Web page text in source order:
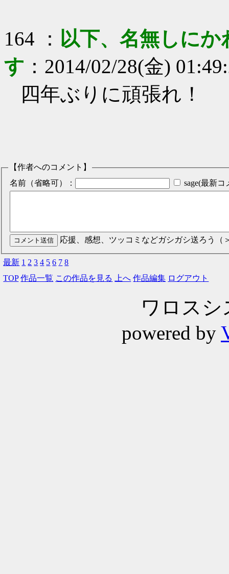
164 ： 以下、名無しに
す ： 2014/02/28(金)
四年ぶりに頑張れ！
【作者へのコメント】
名前（省略可）：
sage(最新
応援、感想、ツッコミなどガシガシ送ろう（
最新 1 2 3 4 5 6 7 8
TOP 作品一覧 この作品を見る 上へ 作品編集 ログアウト
ワロスシ
powered by